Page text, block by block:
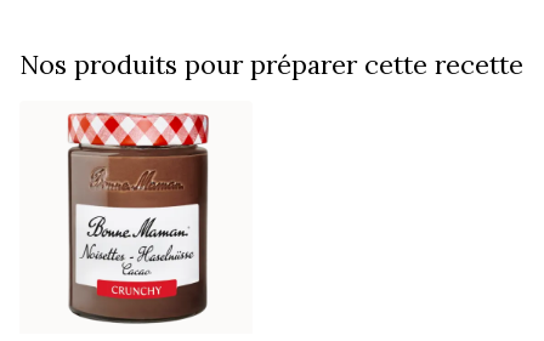
Nos produits pour préparer cette recette